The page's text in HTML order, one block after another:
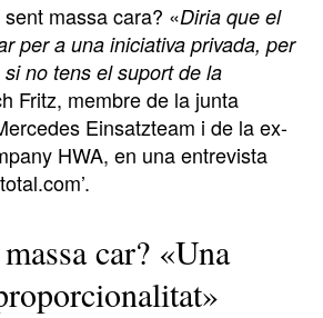
massa cara? «Diria que el
per a una iniciativa privada, per
no tens el suport de la
Fritz, membre de la junta
Einsatzteam i de la ex-
HWA, en una entrevista
car? «Una